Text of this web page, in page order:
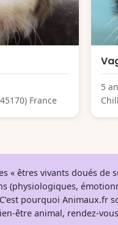
France
5
« êtres vivants doués de
(physiologiques,
pourquoi Animaux.fr
être animal, rendez-